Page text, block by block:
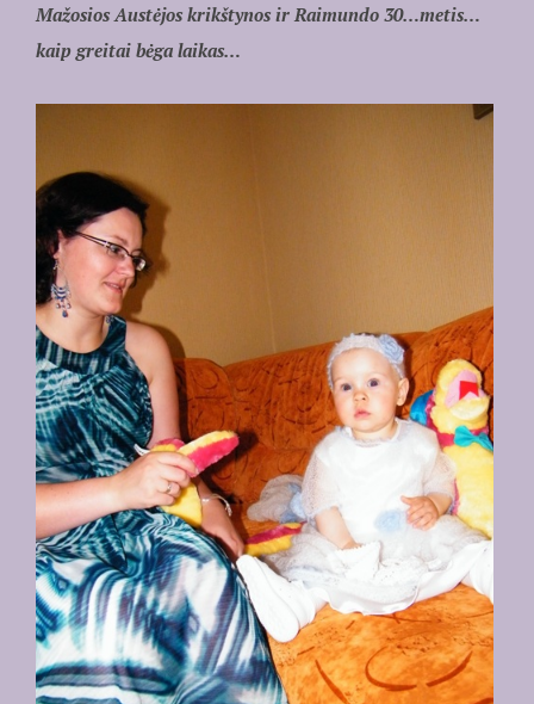
Mažosios Austėjos krikštynos ir Raimundo 30…metis…
kaip greitai bėga laikas…